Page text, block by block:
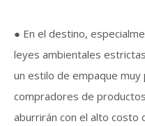
● En el destino,
leyes ambientales
un estilo de empaque
compradores de
aburrirán con el alto costo